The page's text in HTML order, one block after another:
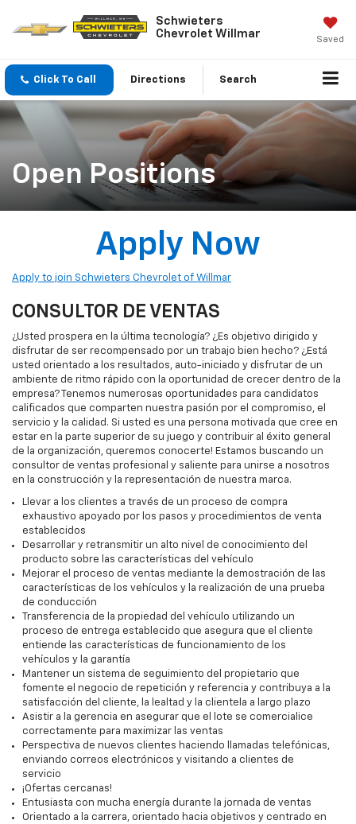
Schwieters
Chevrolet Willmar
Saved
Click To Call Directions Search
Open Positions
Apply Now
Apply to join Schwieters Chevrolet of Willmar
CONSULTOR DE VENTAS
¿Usted prospera en la última tecnología? ¿Es objetivo dirigido y
disfrutar de ser recompensado por un trabajo bien hecho? ¿Está
usted orientado a los resultados, auto-iniciado y disfrutar de un
ambiente de ritmo rápido con la oportunidad de crecer dentro de la
empresa? Tenemos numerosas oportunidades para candidatos
calificados que comparten nuestra pasión por el compromiso, el
servicio y la calidad. Si usted es una persona motivada que cree en
estar en la parte superior de su juego y contribuir al éxito general
de la organización, queremos conocerte! Estamos buscando un
consultor de ventas profesional y saliente para unirse a nosotros
en la construcción y la representación de nuestra marca.
Llevar a los clientes a través de un proceso de compra
exhaustivo apoyado por los pasos y procedimientos de venta
establecidos
Desarrollar y retransmitir un alto nivel de conocimiento del
producto sobre las características del vehículo
Mejorar el proceso de ventas mediante la demostración de las
características de los vehículos y la realización de una prueba
de conducción
Transferencia de la propiedad del vehículo utilizando un
proceso de entrega establecido que asegura que el cliente
entiende las características de funcionamiento de los
vehículos y la garantía
Mantener un sistema de seguimiento del propietario que
fomente el negocio de repetición y referencia y contribuya a la
satisfacción del cliente, la lealtad y la clientela a largo plazo
Asistir a la gerencia en asegurar que el lote se comercialice
correctamente para maximizar las ventas
Perspectiva de nuevos clientes haciendo llamadas telefónicas,
enviando correos electrónicos y visitando a clientes de
servicio
¡Ofertas cercanas!
Entusiasta con mucha energía durante la jornada de ventas
Orientado a la carrera, orientado hacia objetivos y centrado en